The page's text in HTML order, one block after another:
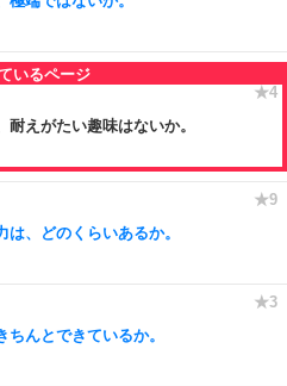
耐えがたい趣味はないか。
は、どのくらいあるか。
ちんとできているか。